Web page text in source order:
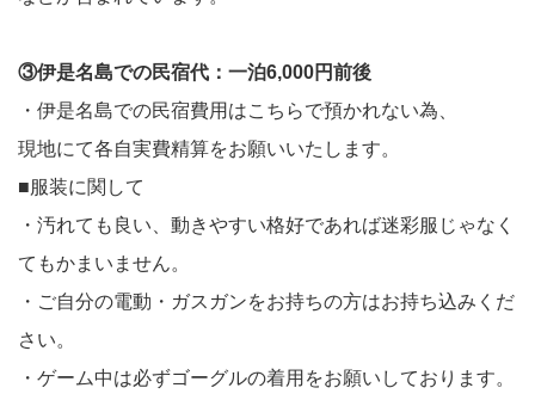
③伊是名島での民宿代：一泊6,000円前後
・伊是名島での民宿費用はこちらで預かれない為、
現地にて各自実費精算をお願いいたします。
■服装に関して
・汚れても良い、動きやすい格好であれば迷彩服じゃなく
てもかまいません。
・ご自分の電動・ガスガンをお持ちの方はお持ち込みくだ
さい。
・ゲーム中は必ずゴーグルの着用をお願いしております。